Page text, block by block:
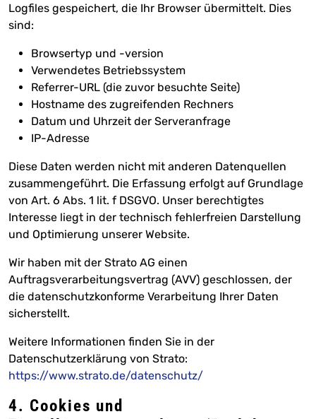
Logfiles gespeichert, die Ihr Browser übermittelt. Dies
sind:
Browsertyp und -version
Verwendetes Betriebssystem
Referrer-URL (die zuvor besuchte Seite)
Hostname des zugreifenden Rechners
Datum und Uhrzeit der Serveranfrage
IP-Adresse
Diese Daten werden nicht mit anderen Datenquellen
zusammengeführt. Die Erfassung erfolgt auf Grundlage
von Art. 6 Abs. 1 lit. f DSGVO. Unser berechtigtes
Interesse liegt in der technisch fehlerfreien Darstellung
und Optimierung unserer Website.
Wir haben mit der Strato AG einen
Auftragsverarbeitungsvertrag (AVV) geschlossen, der
die datenschutzkonforme Verarbeitung Ihrer Daten
sicherstellt.
Weitere Informationen finden Sie in der
Datenschutzerklärung von Strato:
https://www.strato.de/datenschutz/
4. Cookies und